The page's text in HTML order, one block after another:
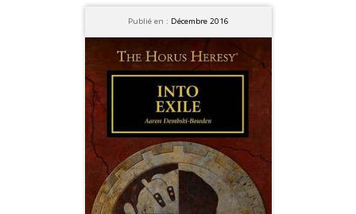
Publié en : Décembre 2016